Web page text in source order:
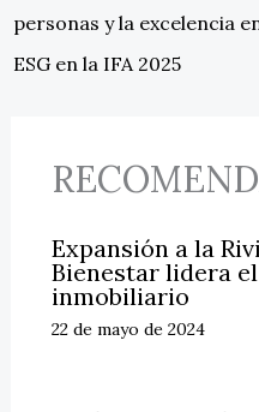
personas y la excelencia
ESG en la IFA 2025
Expansión a la
Bienestar lidera
inmobiliario
22 de mayo de 2024